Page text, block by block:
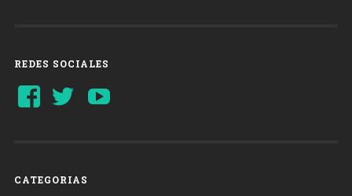
REDES SOCIALES
Ver
perfil
Ver
perfil
CATEGORIAS